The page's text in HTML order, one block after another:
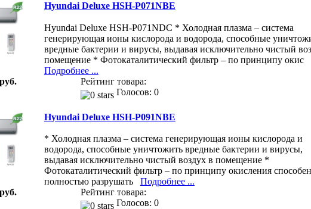
Hyundai Deluxe HSH-P071NBE
Hyundai Deluxe HSH-P071NDC * Холодная плазма – система
генерирующая ионы кислорода и водорода, способные
вредные бактерии и вирусы, выдавая исключительно чистый
помещение * Фотокаталитический фильтр – по принципу окис
Подробнее ...
Рейтинг товара:
Голосов: 0
Hyundai Deluxe HSH-P091NBE
* Холодная плазма – система генерирующая ионы кислорода и
водорода, способные уничтожить вредные бактерии и вирусы,
выдавая исключительно чистый воздух в помещение *
Фотокаталитический фильтр – по принципу окисления способен
полностью разрушать Подробнее ...
Рейтинг товара:
Голосов: 0